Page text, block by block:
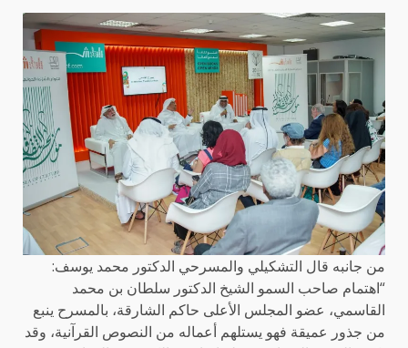
من جانبه قال التشكيلي والمسرحي الدكتور محمد يوسف:
“اهتمام صاحب السمو الشيخ الدكتور سلطان بن محمد
القاسمي، عضو المجلس الأعلى حاكم الشارقة، بالمسرح ينبع
من جذور عميقة فهو يستلهم أعماله من النصوص القرآنية، وقد